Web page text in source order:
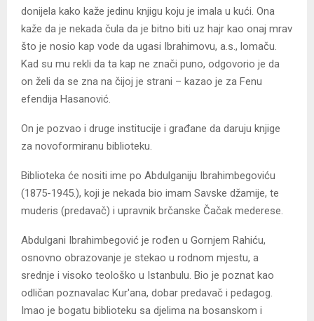
donijela kako kaže jedinu knjigu koju je imala u kući. Ona
kaže da je nekada čula da je bitno biti uz hajr kao onaj mrav
što je nosio kap vode da ugasi Ibrahimovu, a.s., lomaču.
Kad su mu rekli da ta kap ne znači puno, odgovorio je da
on želi da se zna na čijoj je strani – kazao je za Fenu
efendija Hasanović.
On je pozvao i druge institucije i građane da daruju knjige
za novoformiranu biblioteku.
Biblioteka će nositi ime po Abdulganiju Ibrahimbegoviću
(1875-1945.), koji je nekada bio imam Savske džamije, te
muderis (predavač) i upravnik brčanske Čačak mederese.
Abdulgani Ibrahimbegović je rođen u Gornjem Rahiću,
osnovno obrazovanje je stekao u rodnom mjestu, a
srednje i visoko teološko u Istanbulu. Bio je poznat kao
odličan poznavalac Kur'ana, dobar predavač i pedagog.
Imao je bogatu biblioteku sa djelima na bosanskom i